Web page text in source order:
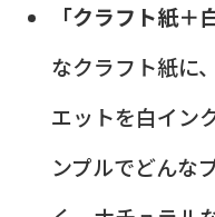
「クラフト紙＋
なクラフト紙に
エットを白イン
ンプルでどんな